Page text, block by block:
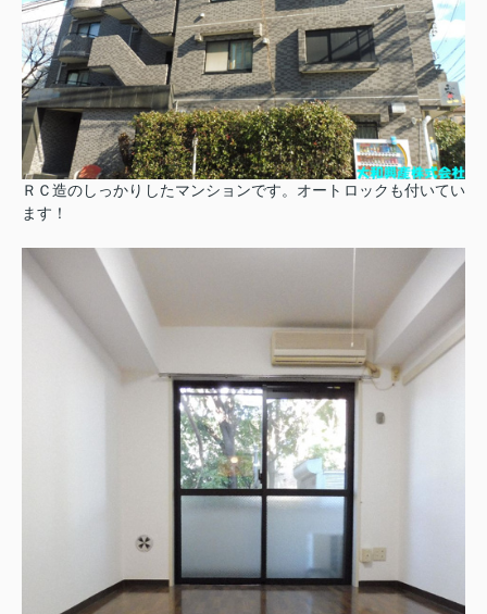
ＲＣ造のしっかりしたマンションです。オートロックも付いてい
ます！